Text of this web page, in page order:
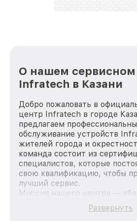
О нашем сервисном
Infratech в Казани
Добро пожаловать в
центр Infratech в городе
предлагаем
обслуживание устройств
жителей города и
команда состоит из
специалистов, которые
свою квалификацию, чтобы
лучший сервис.
Миссия нашего центра —
качественный и доступный
каждого пользователя
Развернуть